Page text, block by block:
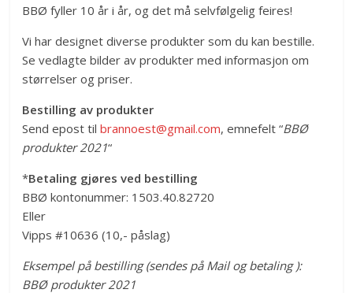
BBØ fyller 10 år i år, og det må selvfølgelig feires!
Vi har designet diverse produkter som du kan bestille.
Se vedlagte bilder av produkter med informasjon om
størrelser og priser.
Bestilling av produkter
Send epost tilbrannoest@gmail.com, emnefelt “BBØ
produkter 2021“
*Betaling gjøres ved bestilling
BBØ kontonummer: 1503.40.82720
Eller
Vipps #10636 (10,- påslag)
Eksempel på bestilling (sendes på Mail og betaling ):
BBØ produkter 2021